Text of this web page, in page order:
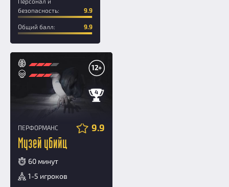
безопасность:
9.9
Общий балл: 9.9
4
12+
ПЕРФОРМАНС 9.9
Музей убийц
60 минут
1-5 игроков